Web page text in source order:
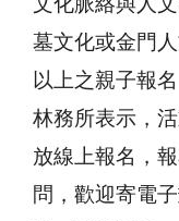
文化脈絡與人
墓文化或金門
以上之親子報
林務所表示，
放線上報名，
問，歡迎寄電